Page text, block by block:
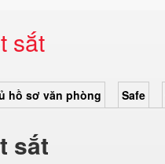
sắt
hồ sơ văn phòng Safe
sắt